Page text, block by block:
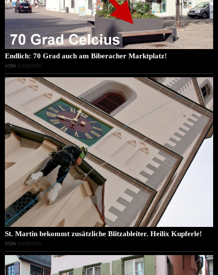
Endlich: 70 Grad auch am Biberacher Marktplatz!
VON GASPARD
St. Martin bekommt zusätzliche Blitzableiter. Heilix Kupferle!
VON GASPARD